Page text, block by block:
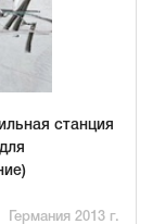
станция
Германия 2013 г.